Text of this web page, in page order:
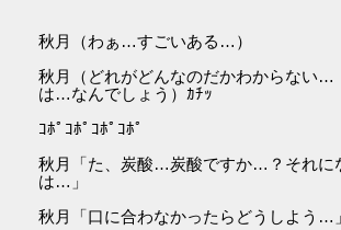
秋月（わぁ…すごいある…）
秋月（どれがどんなのだかわからない
は…なんでしょう）ｶﾁｯ
ｺﾎﾟｺﾎﾟｺﾎﾟｺﾎﾟ
秋月「た、炭酸…炭酸ですか…？それに
は…」
秋月「口に合わなかったらどうしよう…」